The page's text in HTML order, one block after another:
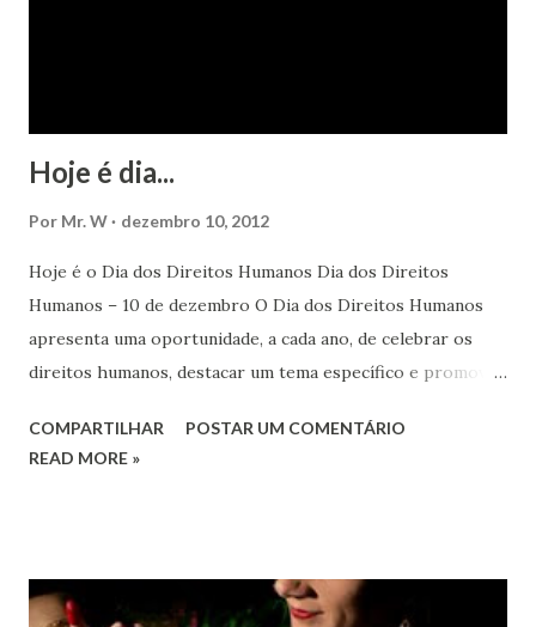
Hoje é dia...
Por Mr. W dezembro 10, 2012
Hoje é o Dia dos Direitos Humanos Dia dos Direitos
Humanos – 10 de dezembro O Dia dos Direitos Humanos
apresenta uma oportunidade, a cada ano, de celebrar os
direitos humanos, destacar um tema específico e promover
em todos os lugares. Este ano, o foco é sobre os direitos
Estes direitos humanos – os direitos à liberdade de opinião
COMPARTILHAR
POSTAR UM COMENTÁRIO
READ MORE »